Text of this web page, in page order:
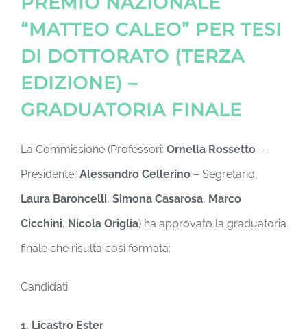
“MATTEO CALEO” PER TESI
DI DOTTORATO (TERZA
EDIZIONE) –
GRADUATORIA FINALE
La Commissione (Professori: Ornella Rossetto–
Presidente, Alessandro Cellerino– Segretario,
Laura Baroncelli, Simona Casarosa, Marco
Cicchini, Nicola Origlia) ha approvato la graduatoria
finale che risulta così formata:
Candidati
1. Licastro Ester